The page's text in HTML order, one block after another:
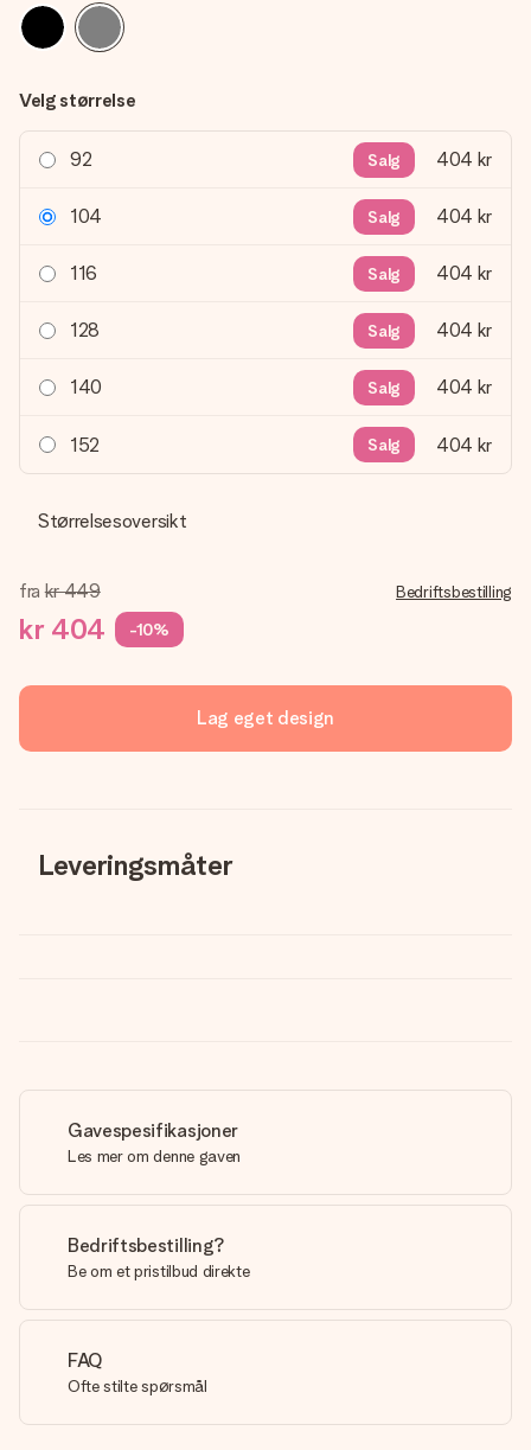
Velg størrelse
92 Salg 404 kr
104 Salg 404 kr
116 Salg 404 kr
128 Salg 404 kr
140 Salg 404 kr
152 Salg 404 kr
Størrelsesoversikt
fra kr 449
kr 404 -10%
Bedriftsbestilling
Lag eget design
Leveringsmåter
Gavespesifikasjoner
Les mer om denne gaven
Bedriftsbestilling?
Be om et pristilbud direkte
FAQ
Ofte stilte spørsmål